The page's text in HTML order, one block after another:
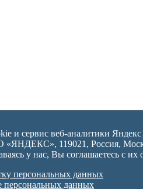
и сервис веб-аналитики
119021, Россия,
у нас, Вы соглашаетесь с их
персональных данных
персональных данных